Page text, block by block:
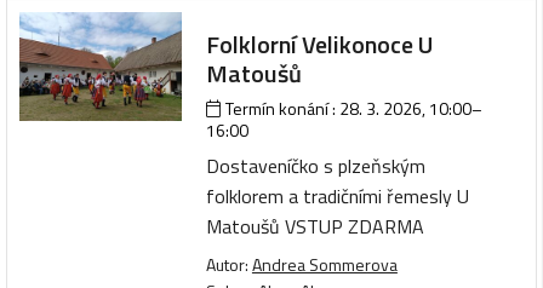
Folklorní Velikonoce U
Matoušů
Termín konání : 28. 3. 2026, 10:00–
16:00
Dostaveníčko s plzeňským
folklorem a tradičními řemesly U
Matoušů VSTUP ZDARMA
Autor:Andrea Sommerova